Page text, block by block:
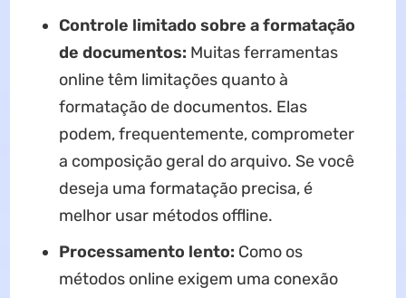
Controle limitado sobre a formatação
de documentos: Muitas ferramentas
online têm limitações quanto à
formatação de documentos. Elas
podem, frequentemente, comprometer
a composição geral do arquivo. Se você
deseja uma formatação precisa, é
melhor usar métodos offline.
Processamento lento: Como os
métodos online exigem uma conexão